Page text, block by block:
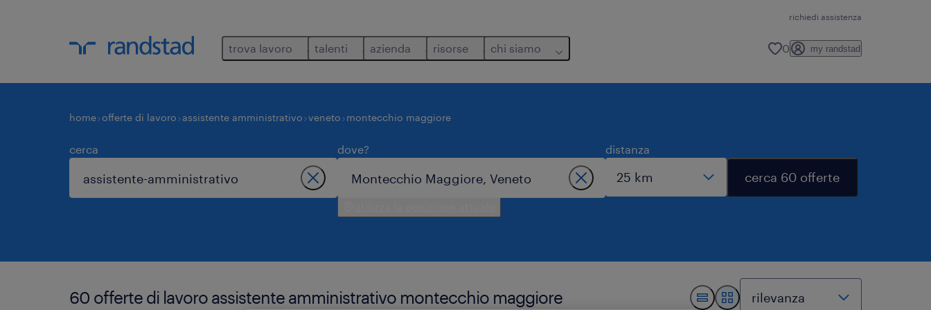
richiedi assistenza
trova lavoro talenti azienda risorse chi siamo 0 my randstad
home offerte di lavoro assistente amministrativo veneto montecchio maggiore
cerca dove? distanza
cerca 60 offerte
60 offerte di lavoro assistente amministrativo montecchio maggiore